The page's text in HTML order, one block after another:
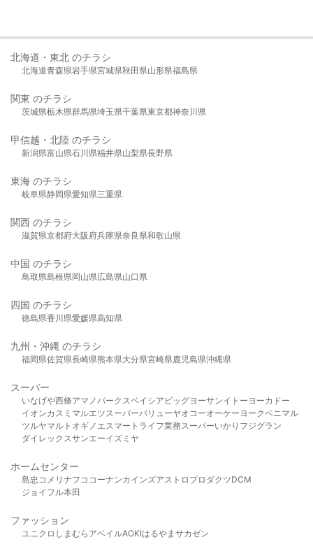
北海道・東北 のチラシ
北海道青森県岩手県宮城県秋田県山形県福島県
関東 のチラシ
茨城県栃木県群馬県埼玉県千葉県東京都神奈川県
甲信越・北陸 のチラシ
新潟県富山県石川県福井県山梨県長野県
東海 のチラシ
岐阜県静岡県愛知県三重県
関西 のチラシ
滋賀県京都府大阪府兵庫県奈良県和歌山県
中国 のチラシ
鳥取県島根県岡山県広島県山口県
四国 のチラシ
徳島県香川県愛媛県高知県
九州・沖縄 のチラシ
福岡県佐賀県長崎県熊本県大分県宮崎県鹿児島県沖縄県
スーパー
いなげや西條アマノパークスベイシア ビッグヨーサンイトーヨーカドー
イオンカスミ マルエツスーパーバリューヤオコーオーケー ヨークベニマル
ツルヤマルト オギノ エスマート ライフ業務スーパーいかり フジグラン
ダイレックスサンエーイズミヤ
ホームセンター
島忠 コメリ ナフコ コーナンカインズアストロプロダクツDCM
ジョイフル本田
ファッション
ユニクロ しまむら アベイルAOKIはるやま サカゼン